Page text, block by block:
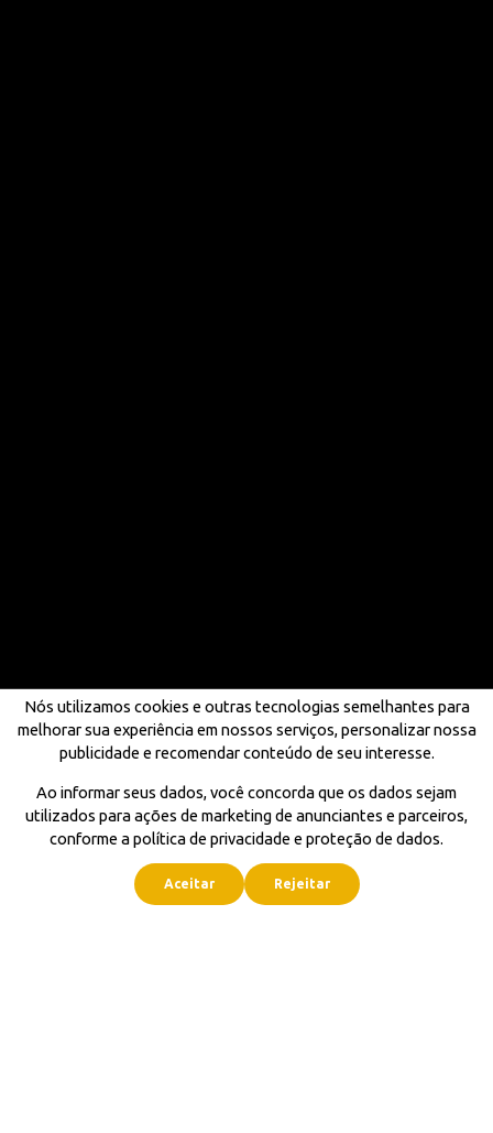
Nós utilizamos cookies e outras tecnologias semelhantes para
melhorar sua experiência em nossos serviços, personalizar nossa
publicidade e recomendar conteúdo de seu interesse.
Ao informar seus dados, você concorda que os dados sejam
utilizados para ações de marketing de anunciantes e parceiros,
conforme a política de privacidade e proteção de dados.
Aceitar Rejeitar